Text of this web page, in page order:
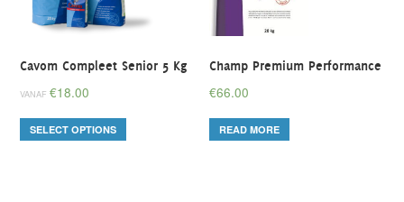
Cavom Compleet Senior 5 Kg
VANAF€18.00
SELECT OPTIONS
Champ Premium Performance
€66.00
READ MORE